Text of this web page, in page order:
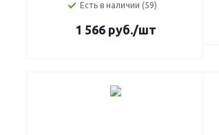
Есть в наличии (59)
1 566руб./шт